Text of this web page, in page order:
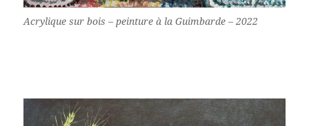
Acrylique sur bois – peinture à la Guimbarde – 2022